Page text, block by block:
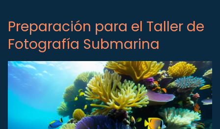
Preparación para el Taller de
Fotografía Submarina